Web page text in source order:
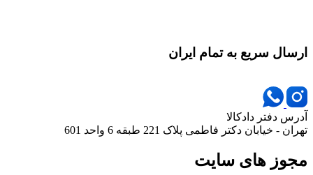
ارسال سریع به تمام ایران
آدرس دفتر دادکالا
تهران - خیابان دکتر فاطمی پلاک 221 طبقه 6 واحد 601
مجوز های سایت